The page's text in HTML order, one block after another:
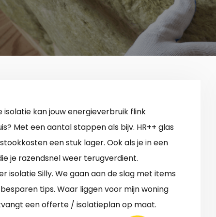
isolatie kan jouw energieverbruik flink
Met een aantal stappen als bijv. HR++ glas
een stuk lager. Ook als je in een
je razendsnel weer terugverdient.
isolatie Silly. We gaan aan de slag met items
tips. Waar liggen voor mijn woning
een offerte / isolatieplan op maat.